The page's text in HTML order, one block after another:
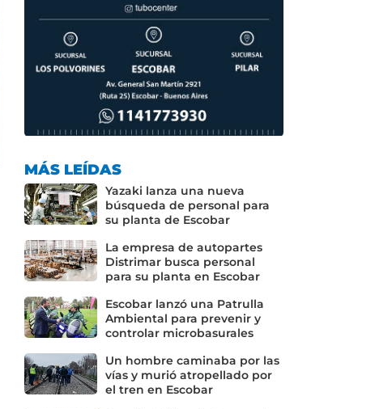
MÁS LEÍDAS
Yazaki lanza una nueva
búsqueda de personal para
su planta de Escobar
La empresa de autopartes
Distrimar busca personal
para su planta en Escobar
Escobar lanzó una Patrulla
Ambiental para prevenir y
controlar microbasurales
Un hombre caminaba por las
vías y murió atropellado por
el tren en Escobar